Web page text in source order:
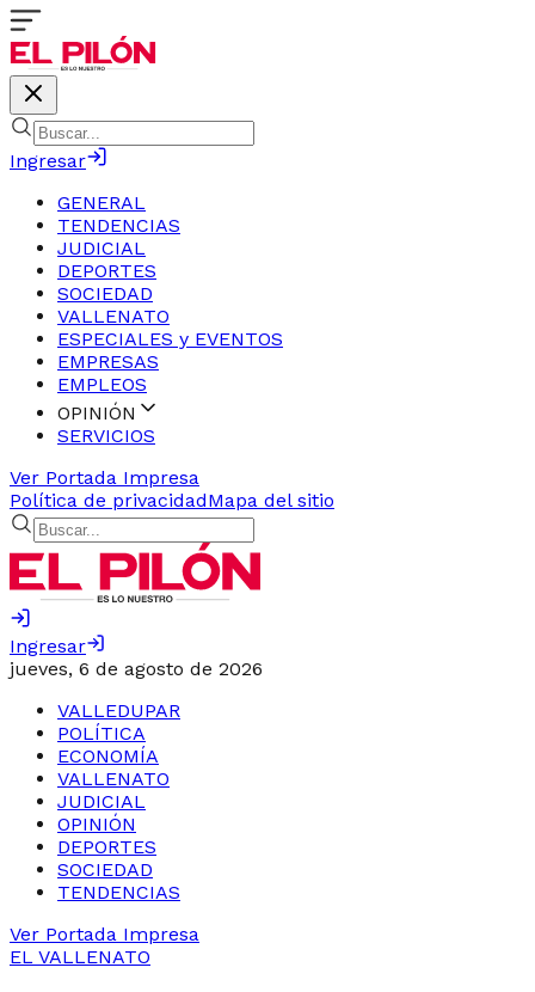
Ingresar
GENERAL
TENDENCIAS
JUDICIAL
DEPORTES
SOCIEDAD
VALLENATO
ESPECIALES y EVENTOS
EMPRESAS
EMPLEOS
OPINIÓN
SERVICIOS
Ver Portada Impresa
Política de privacidadMapa del sitio
Ingresar
jueves, 6 de agosto de 2026
VALLEDUPAR
POLÍTICA
ECONOMÍA
VALLENATO
JUDICIAL
OPINIÓN
DEPORTES
SOCIEDAD
TENDENCIAS
Ver Portada Impresa
EL VALLENATO